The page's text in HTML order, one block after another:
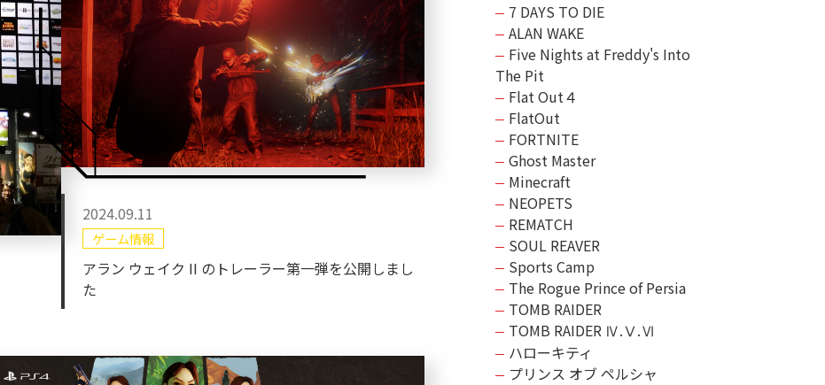
2024.09.11
ゲーム情報
アラン ウェイク II のトレーラー第一弾を公開しまし
た
7 DAYS TO DIE
ALAN WAKE
Five Nights at Freddy's Into
The Pit
Flat Out４
FlatOut
FORTNITE
Ghost Master
Minecraft
NEOPETS
REMATCH
SOUL REAVER
Sports Camp
The Rogue Prince of Persia
TOMB RAIDER
TOMB RAIDER Ⅳ.Ⅴ.Ⅵ
ハローキティ
プリンス オブ ペルシャ